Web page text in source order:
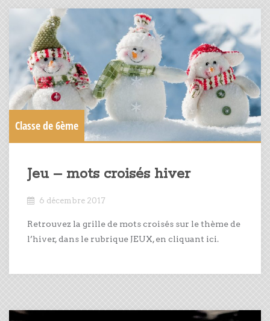
Classe de 6ème
Jeu – mots croisés hiver
6 décembre 2017
Retrouvez la grille de mots croisés sur le thème de
l’hiver, dans le rubrique JEUX, en cliquant ici.